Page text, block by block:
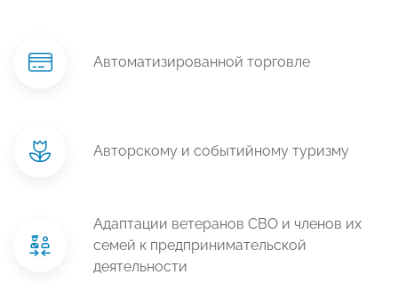
Автоматизированной торговле
Авторскому и событийному туризму
Адаптации ветеранов СВО и членов их
семей к предпринимательской
деятельности